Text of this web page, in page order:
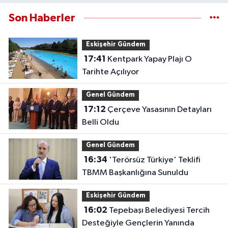
Son Haberler
Eskişehir Gündem
17:41
Tarihte Açılıyor
Genel Gündem
17:12
Belli Oldu
Genel Gündem
16:34
TBMM Başkanlığına Sunuldu
Eskişehir Gündem
16:02
Desteğiyle Gençlerin Yanında